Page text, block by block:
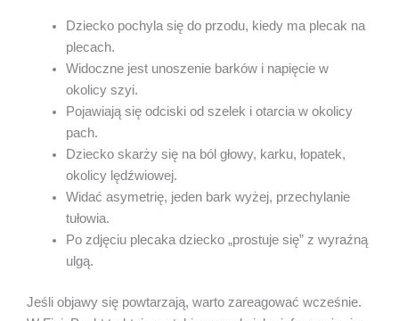
Dziecko pochyla się do przodu, kiedy ma plecak na
plecach.
Widoczne jest unoszenie barków i napięcie w
okolicy szyi.
Pojawiają się odciski od szelek i otarcia w okolicy
pach.
Dziecko skarży się na ból głowy, karku, łopatek,
okolicy lędźwiowej.
Widać asymetrię, jeden bark wyżej, przechylanie
tułowia.
Po zdjęciu plecaka dziecko „prostuje się” z wyraźną
ulgą.
Jeśli objawy się powtarzają, warto zareagować wcześnie.